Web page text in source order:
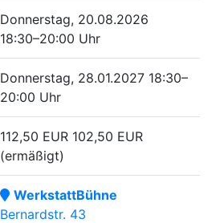
Donnerstag, 20.08.2026
18:30–20:00 Uhr
Donnerstag, 28.01.2027 18:30–
20:00 Uhr
112,50 EUR 102,50 EUR
(ermäßigt)
WerkstattBühne
Bernardstr. 43